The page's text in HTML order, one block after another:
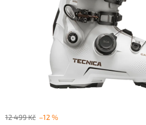
12 499 Kč –12 %